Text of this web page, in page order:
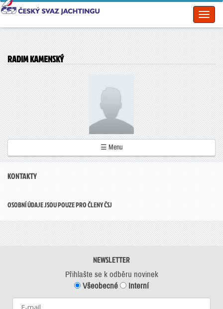
RADIM KAMENSKÝ
☰ Menu
KONTAKTY
OSOBNÍ ÚDAJE JSOU POUZE PRO ČLENY ČSJ
NEWSLETTER
Přihlašte se k odběru novinek
Všeobecné
Interní